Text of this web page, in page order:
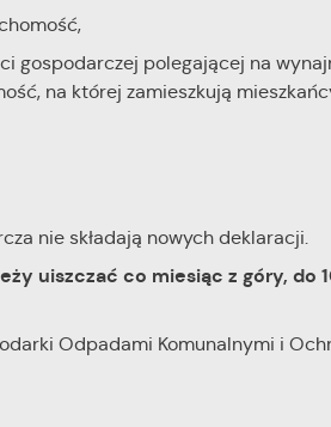
gospodarczej polegającej na
na której zamieszkują
nie składają nowych deklaracji.
uiszczać co miesiąc z góry, do
Odpadami Komunalnymi i